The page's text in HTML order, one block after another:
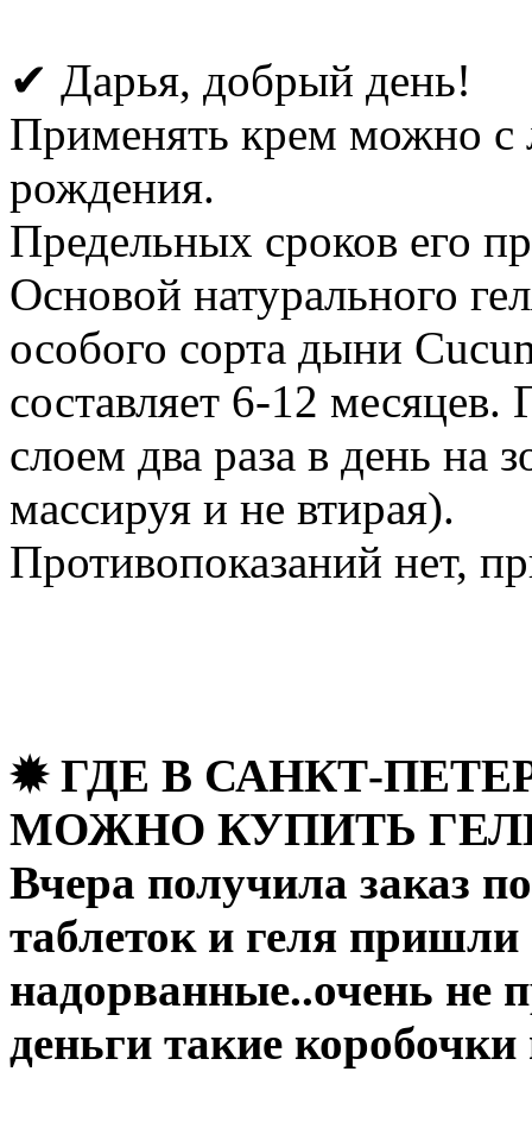
✔ Дарья, добрый день!
Применять крем можно с
рождения.
Предельных сроков его
Основой натурального
особого сорта дыни
составляет 6-12
слоем два раза в день на
массируя и не втирая).
Противопоказаний нет,
✹ ГДЕ В САНКТ-
МОЖНО КУПИТЬ
Вчера получила заказ
таблеток и геля
надорванные..очень не
деньги такие